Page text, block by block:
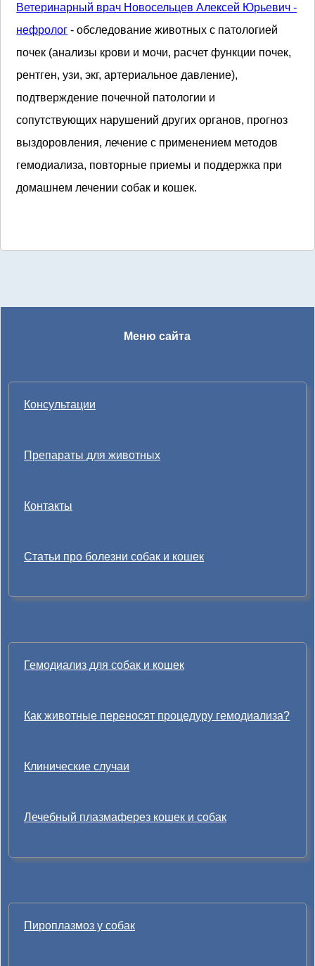
Ветеринарный врач Новосельцев Алексей Юрьевич -
нефролог - обследование животных с патологией
почек (анализы крови и мочи, расчет функции почек,
рентген, узи, экг, артериальное давление),
подтверждение почечной патологии и
сопутствующих нарушений других органов, прогноз
выздоровления, лечение с применением методов
гемодиализа, повторные приемы и поддержка при
домашнем лечении собак и кошек.
Меню сайта
Консультации
Препараты для животных
Контакты
Статьи про болезни собак и кошек
Гемодиализ для собак и кошек
Как животные переносят процедуру гемодиализа?
Клинические случаи
Лечебный плазмаферез кошек и собак
Пироплазмоз у собак